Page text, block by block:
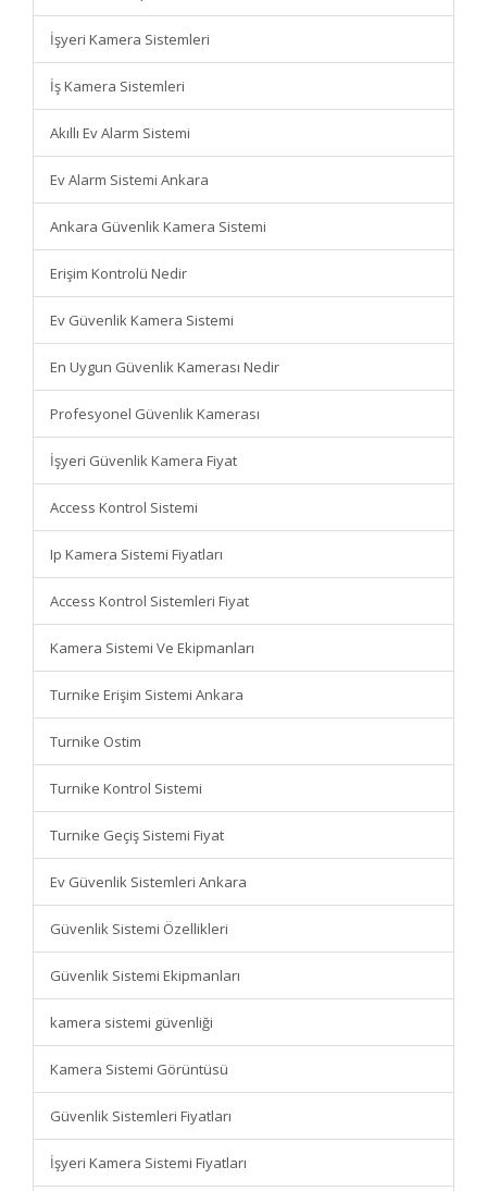
İşyeri Kamera Sistemleri
İş Kamera Sistemleri
Akıllı Ev Alarm Sistemi
Ev Alarm Sistemi Ankara
Ankara Güvenlik Kamera Sistemi
Erişim Kontrolü Nedir
Ev Güvenlik Kamera Sistemi
En Uygun Güvenlik Kamerası Nedir
Profesyonel Güvenlik Kamerası
İşyeri Güvenlik Kamera Fiyat
Access Kontrol Sistemi
Ip Kamera Sistemi Fiyatları
Access Kontrol Sistemleri Fiyat
Kamera Sistemi Ve Ekipmanları
Turnike Erişim Sistemi Ankara
Turnike Ostim
Turnike Kontrol Sistemi
Turnike Geçiş Sistemi Fiyat
Ev Güvenlik Sistemleri Ankara
Güvenlik Sistemi Özellikleri
Güvenlik Sistemi Ekipmanları
kamera sistemi güvenliği
Kamera Sistemi Görüntüsü
Güvenlik Sistemleri Fiyatları
İşyeri Kamera Sistemi Fiyatları